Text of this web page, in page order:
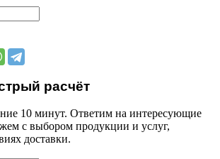
расчёт
10 минут. Ответим на интересующие
с выбором продукции и услуг,
доставки.